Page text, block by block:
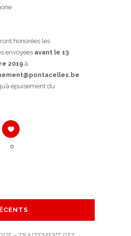
honorées les
envoyées avant le 13
2019 à
épuisement du
0